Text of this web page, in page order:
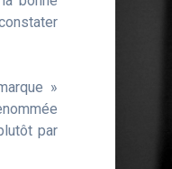
»
par